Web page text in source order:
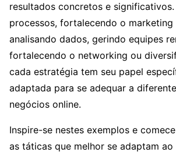
resultados concretos e
processos, fortalecendo o
analisando dados, gerindo equipes
fortalecendo o networking ou
cada estratégia tem seu papel
adaptada para se adequar a
negócios online.
Inspire-se nestes exemplos e
as táticas que melhor se adaptam ao